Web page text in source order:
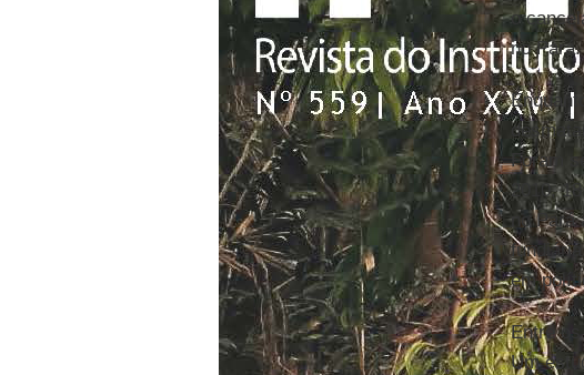
o
no Pará.
Foram
2010,
no Pará
em
Entre os
Um